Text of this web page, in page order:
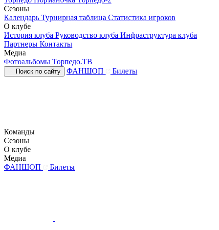
Сезоны
Календарь Турнирная таблица Статистика игроков
О клубе
История клуба Руководство клуба Инфраструктура клуба
Партнеры Контакты
Медиа
Фотоальбомы Торпедо.ТВ
Поиск по сайту ФАНШОП Билеты
Команды
Сезоны
О клубе
Медиа
ФАНШОП
Билеты